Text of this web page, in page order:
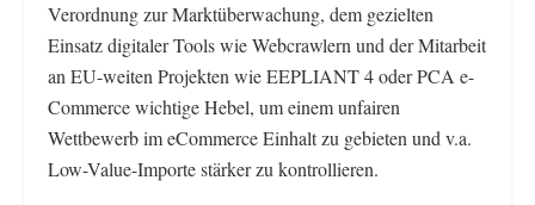
Verordnung zur Marktüberwachung, dem gezielten
Einsatz digitaler Tools wie Webcrawlern und der Mitarbeit
an EU-weiten Projekten wie EEPLIANT 4 oder PCA e-
Commerce wichtige Hebel, um einem unfairen
Wettbewerb im eCommerce Einhalt zu gebieten und v.a.
Low-Value-Importe stärker zu kontrollieren.